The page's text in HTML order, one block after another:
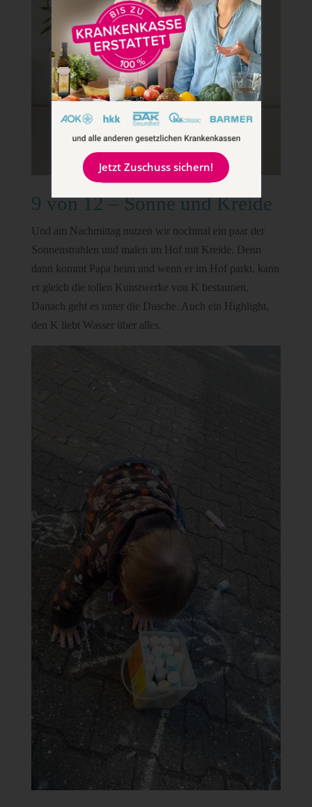
9 von 12 – Sonne und Kreide
Und am Nachmittag nutzen wir nochmal ein paar der
Sonnenstrahlen und malen im Hof mit Kreide. Denn
dann kommt Papa heim und wenn er im Hof parkt, kann
er gleich die tollen Kunstwerke von K bestaunen.
Danach geht es unter die Dusche. Auch ein Highlight,
den K liebt Wasser über alles.
Jetzt Zuschuss sichern!